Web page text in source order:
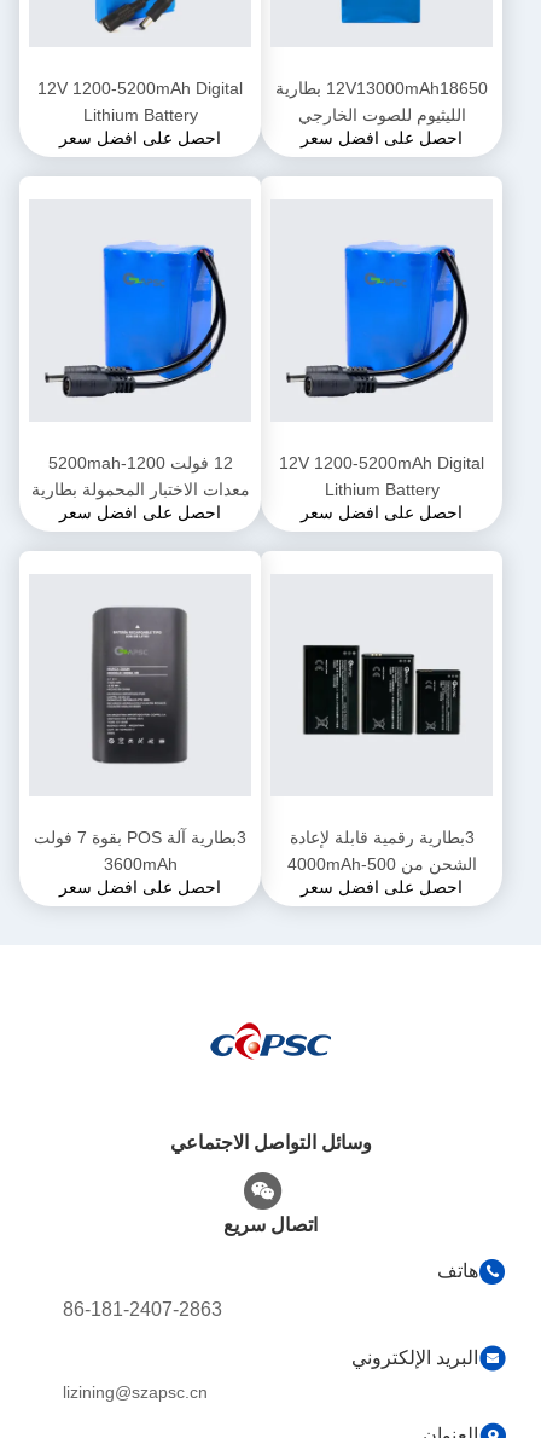
12V13000mAh18650 بطارية
الليثيوم للصوت الخارجي
احصل على افضل سعر
12V 1200-5200mAh Digital
Lithium Battery
احصل على افضل سعر
12V 1200-5200mAh Digital
Lithium Battery
احصل على افضل سعر
12 فولت 1200-5200mah
معدات الاختبار المحمولة بطارية
الليثيوم
احصل على افضل سعر
3بطارية رقمية قابلة لإعادة
الشحن من 500-4000mAh
احصل على افضل سعر
3بطارية آلة POS بقوة 7 فولت
3600mAh
احصل على افضل سعر
وسائل التواصل الاجتماعي
اتصال سريع
هاتف
86-181-2407-2863
البريد الإلكتروني
lizining@szapsc.cn